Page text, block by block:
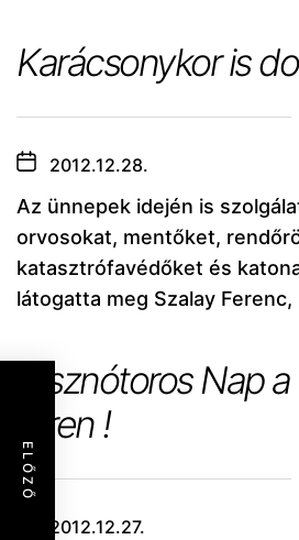
ELŐZŐ
Karácsonykor is
2012.12.28.
Az ünnepek idején is
orvosokat, mentőket,
katasztrófavédőket és
látogatta meg Szalay Ferenc,
Disznótoros Nap
téren !
2012.12.27.